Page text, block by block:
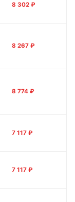
8 302 ₽
8 267 ₽
8 774 ₽
7 117 ₽
7 117 ₽